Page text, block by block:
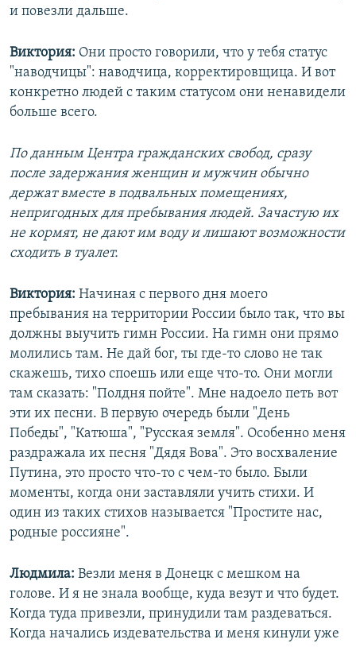
и повезли дальше.
Виктория: Они просто говорили, что у тебя статус
"наводчицы": наводчица, корректировщица. И вот
конкретно людей с таким статусом они ненавидели
больше всего.
По данным Центра гражданских свобод, сразу
после задержания женщин и мужчин обычно
держат вместе в подвальных помещениях,
непригодных для пребывания людей. Зачастую их
не кормят, не дают им воду и лишают возможности
сходить в туалет.
Виктория: Начиная с первого дня моего
пребывания на территории России было так, что вы
должны выучить гимн России. На гимн они прямо
молились там. Не дай бог, ты где-то слово не так
скажешь, тихо споешь или еще что-то. Они могли
там сказать: "Полдня пойте". Мне надоело петь вот
эти их песни. В первую очередь были "День
Победы", "Катюша", "Русская земля". Особенно меня
раздражала их песня "Дядя Вова". Это восхваление
Путина, это просто что-то с чем-то было. Были
моменты, когда они заставляли учить стихи. И
один из таких стихов называется "Простите нас,
родные россияне".
Людмила: Везли меня в Донецк с мешком на
голове. И я не знала вообще, куда везут и что будет.
Когда туда привезли, принудили там раздеваться.
Когда начались издевательства и меня кинули уже